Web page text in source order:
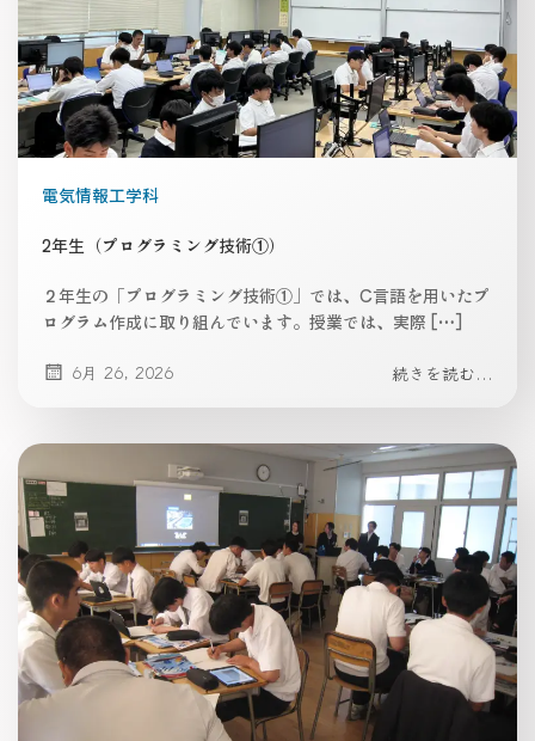
電気情報工学科
2年生（プログラミング技術①）
２年生の「プログラミング技術①」では、C言語を用いたプ
ログラム作成に取り組んでいます。授業では、実際 […]
6月 26, 2026 続きを読む...